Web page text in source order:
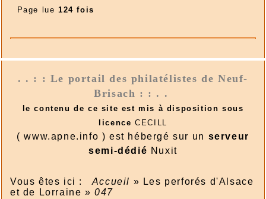
Page lue 124 fois
. . : : Le portail des philatélistes de Neuf-
Brisach : : . .
le contenu de ce site est mis à disposition sous
licence CECILL
( www.apne.info ) est hébergé sur un serveur
semi-dédié Nuxit
Vous êtes ici : Accueil » Les perforés d'Alsace
et de Lorraine »047